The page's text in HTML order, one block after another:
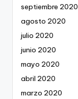
septiembre 2020
agosto 2020
julio 2020
junio 2020
mayo 2020
abril 2020
marzo 2020